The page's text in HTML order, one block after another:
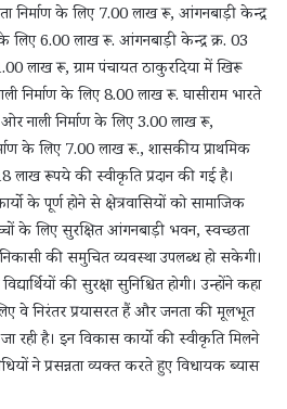
निर्माण के लिए 7.00 लाख रू, आंगनबाड़ी केन्द्र
लिए 6.00 लाख रू. आंगनबाड़ी केन्द्र क्र. 03
लाख रू, ग्राम पंचायत ठाकुरदिया में खिरू
निर्माण के लिए 8.00 लाख रू. घासीराम भारते
नाली निर्माण के लिए 3.00 लाख रू,
के लिए 7.00 लाख रू., शासकीय प्राथमिक
लाख रूपये की स्वीकृति प्रदान की गई है।
के पूर्ण होने से क्षेत्रवासियों को सामाजिक
के लिए सुरक्षित आंगनबाड़ी भवन, स्वच्छता
की समुचित व्यवस्था उपलब्ध हो सकेगी।
की सुरक्षा सुनिश्चित होगी। उन्होंने कहा
वे निरंतर प्रयासरत हैं और जनता की मूलभूत
रही है। इन विकास कार्यो की स्वीकृति मिलने
ने प्रसन्नता व्यक्त करते हुए विधायक ब्यास